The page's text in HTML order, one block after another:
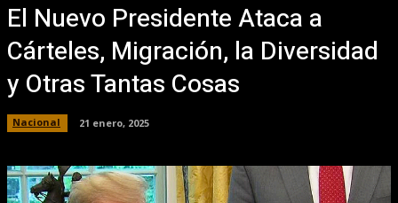
El Nuevo Presidente Ataca a
Cárteles, Migración, la Diversidad
y Otras Tantas Cosas
Nacional 21 enero, 2025